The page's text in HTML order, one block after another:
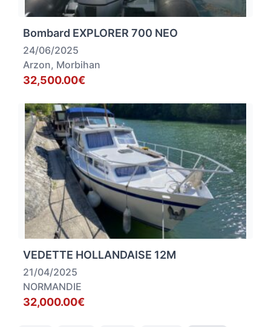
Bombard EXPLORER 700 NEO
24/06/2025
Arzon, Morbihan
32,500.00€
VEDETTE HOLLANDAISE 12M
21/04/2025
NORMANDIE
32,000.00€